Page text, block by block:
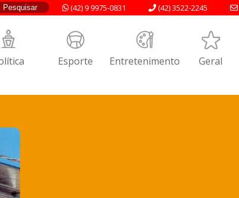
(42) 3522-2245
(42) 9 9975-0831
Esporte Entretenimento Geral